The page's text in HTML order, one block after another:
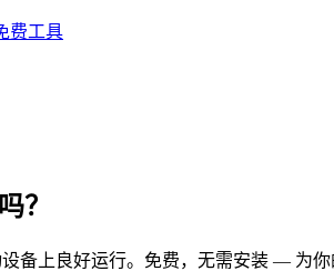
费工具
？
备上良好运行。免费，无需安装 — 为你